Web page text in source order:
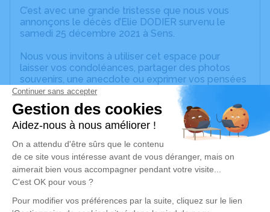
C’est avec une grande tristesse que nous vous
annonçons le décès d’Elie DODIER survenu le
samedi 25 décembre 2021 à Sens.
Nous vous invitons à utiliser cet espace pour
laisser vos condoléances, partager des photos
souvenirs, une anecdote ou exprimer vos pensées
à travers des poèmes ou des textes. Cet endroit
est un lieu d'expression dédié à honorer la
mémoire d’Elie DODIER.
Un service de plantation d’arbre hommage est
disponible ici.